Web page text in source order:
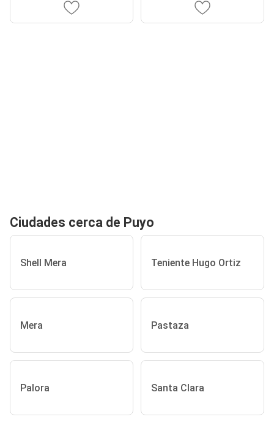
Ciudades cerca de Puyo
Shell Mera Teniente Hugo Ortiz
Mera Pastaza
Palora Santa Clara